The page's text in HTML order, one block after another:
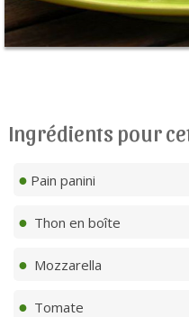
Ingrédients pour
Pain panini
Thon en boîte
Mozzarella
Tomate